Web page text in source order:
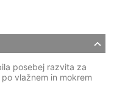
posebej razvita za
vlažnem in mokrem